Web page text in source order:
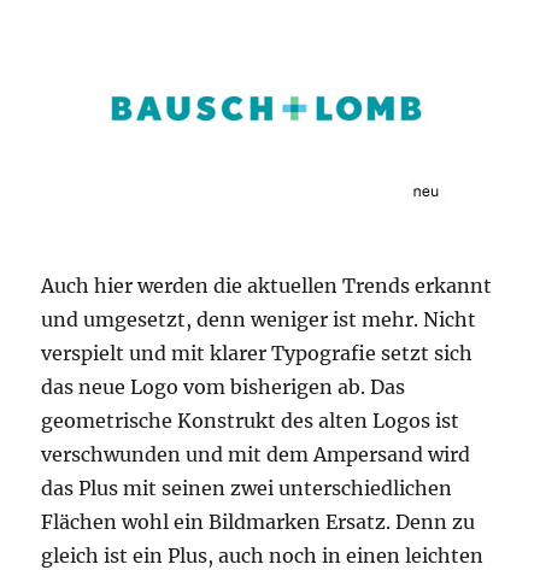
Auch hier werden die aktuellen Trends erkannt
und umgesetzt, denn weniger ist mehr. Nicht
verspielt und mit klarer Typografie setzt sich
das neue Logo vom bisherigen ab. Das
geometrische Konstrukt des alten Logos ist
verschwunden und mit dem Ampersand wird
das Plus mit seinen zwei unterschiedlichen
Flächen wohl ein Bildmarken Ersatz. Denn zu
gleich ist ein Plus, auch noch in einen leichten